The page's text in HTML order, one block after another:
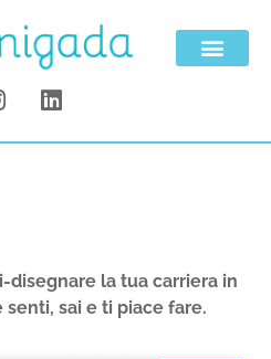
disegnare la tua carriera in
sai e ti piace fare.